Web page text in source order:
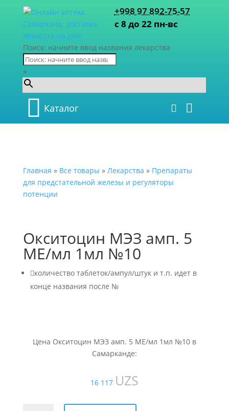
+998 97 892-75-57
с 8 до 22 пн-вс
Поиск: начните ввод названия лекарства
×
Каталог
Главная » Все товары » Лекарства » Препараты
для предстательной железы и регуляторы
потенции
Окситоцин МЭЗ амп. 5
МЕ/мл 1мл №10
количество таблеток/ампул/штук и т.п. идет в
конце названия после №
Цена Окситоцин МЭЗ амп. 5 МЕ/мл 1мл №10 в
Самарканде:
16 117 UZS